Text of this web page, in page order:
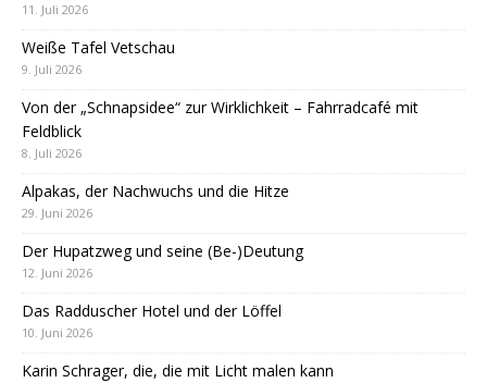
11. Juli 2026
Weiße Tafel Vetschau
9. Juli 2026
Von der „Schnapsidee“ zur Wirklichkeit – Fahrradcafé mit
Feldblick
8. Juli 2026
Alpakas, der Nachwuchs und die Hitze
29. Juni 2026
Der Hupatzweg und seine (Be-)Deutung
12. Juni 2026
Das Radduscher Hotel und der Löffel
10. Juni 2026
Karin Schrager, die, die mit Licht malen kann